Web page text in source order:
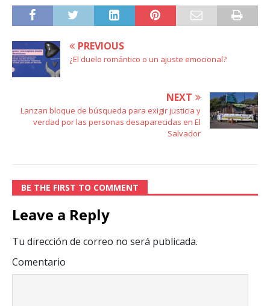
PREVIOUS
¿El duelo romántico o un ajuste emocional?
NEXT
Lanzan bloque de búsqueda para exigir justicia y
verdad por las personas desaparecidas en El
Salvador
BE THE FIRST TO COMMENT
Leave a Reply
Tu dirección de correo no será publicada.
Comentario